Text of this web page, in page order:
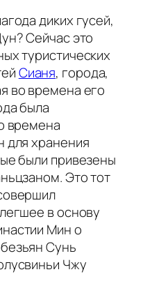
диких гусей,
Сейчас это
туристических
Сианя, города,
во времена его
была
времена
для хранения
были привезены
Это тот
в основу
Мин о
Сунь
Чжу